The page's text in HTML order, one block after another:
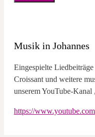
Musik in Johannes
Eingespielte
Croissant und weitere
unserem YouTube-Kanal
https://